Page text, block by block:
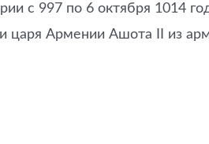
с 997 по 6 октября 1014
царя Армении Ашота II из